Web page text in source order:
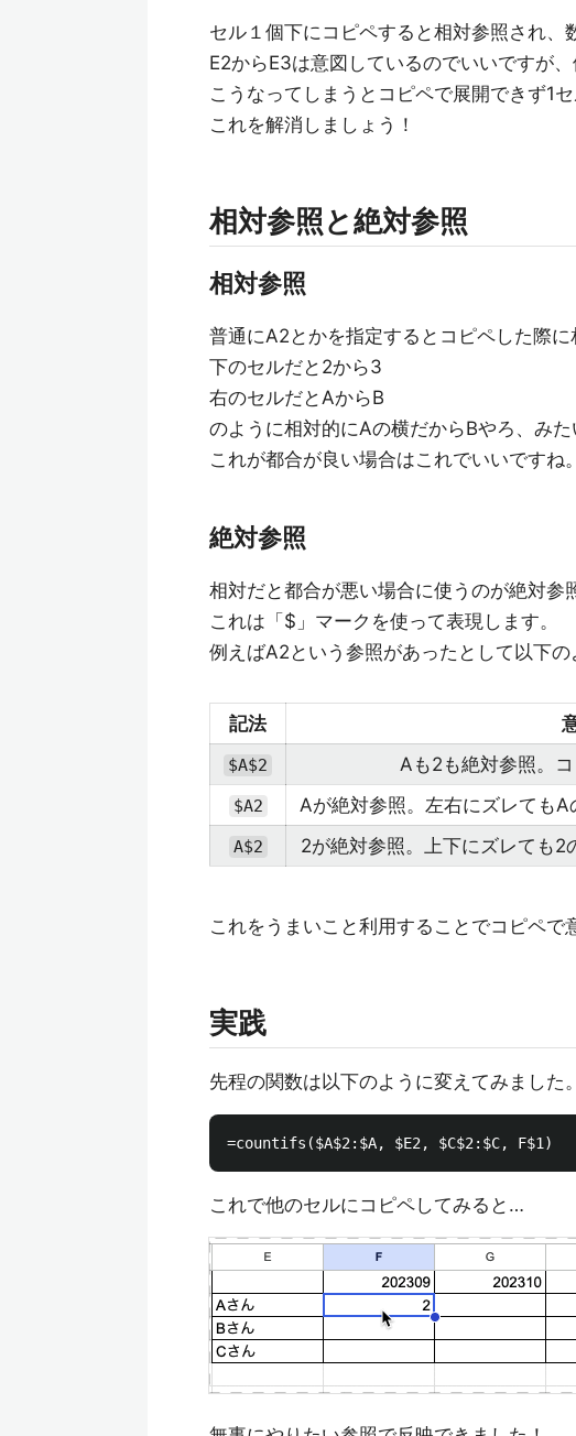
セル１個下にコピペすると相対参照され、
E2からE3は意図しているのでいいですが
こうなってしまうとコピペで展開できず1
これを解消しましょう！
相対参照と絶対参照
相対参照
普通にA2とかを指定するとコピペした際に
下のセルだと2から3
右のセルだとAからB
のように相対的にAの横だからBやろ、み
これが都合が良い場合はこれでいいですね。
絶対参照
相対だと都合が悪い場合に使うのが絶対参
これは「$」マークを使って表現します。
例えばA2という参照があったとして以下の
記法
$A$2 Aも2も絶対参照。コ
$A2 Aが絶対参照。左右にズレてもA
A$2 2が絶対参照。上下にズレても2
これをうまいこと利用することでコピペで
実践
先程の関数は以下のように変えてみました。
これで他のセルにコピペしてみると…